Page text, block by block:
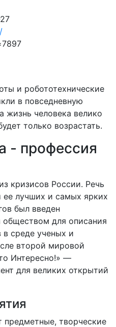
и робототехнические
в повседневную
жизнь человека велико
только возрастать.
- профессия
кризисов России. Речь
ее лучших и самых ярких
был введен
для описания
среде ученых и
второй мировой
Интересно!» —
для великих открытий
творческие